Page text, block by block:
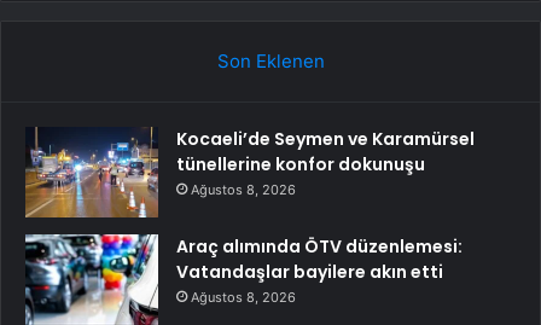
Son Eklenen
Kocaeli’de Seymen ve Karamürsel
tünellerine konfor dokunuşu
Ağustos 8, 2026
Araç alımında ÖTV düzenlemesi:
Vatandaşlar bayilere akın etti
Ağustos 8, 2026